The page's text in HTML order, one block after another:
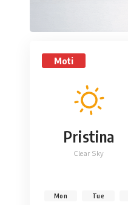
Moti
Pristina
Clear Sky
Mon Tue